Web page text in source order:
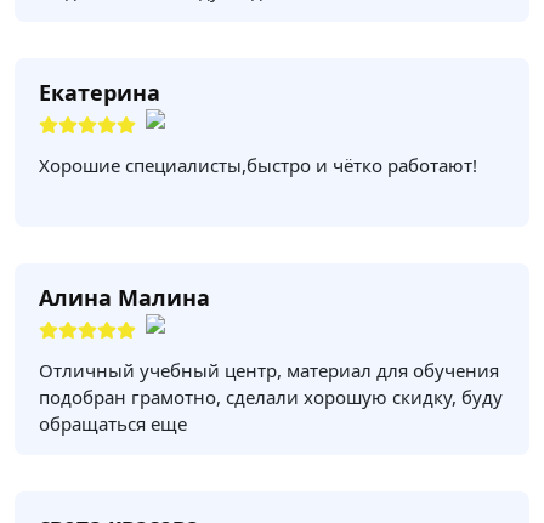
Екатерина
Хорошие специалисты,быстро и чётко работают!
Алина Малина
Отличный учебный центр, материал для обучения
подобран грамотно, сделали хорошую скидку, буду
обращаться еще